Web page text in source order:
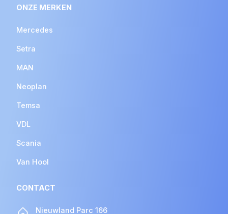
ONZE MERKEN
Mercedes
Setra
MAN
Neoplan
Temsa
VDL
Scania
Van Hool
CONTACT
Nieuwland Parc 166